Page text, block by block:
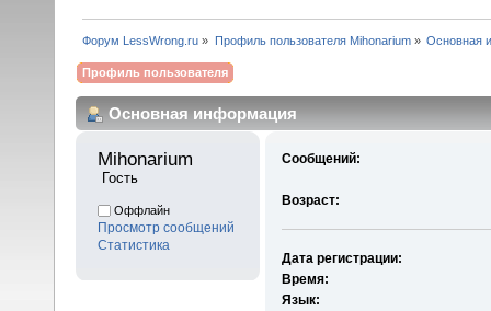
Форум LessWrong.ru » Профиль пользователя Mihonarium» Основная
Профиль пользователя
Основная информация
Mihonarium
Гость
Оффлайн
Просмотр сообщений
Статистика
Сообщений:
Возраст:
Дата регистрации:
Время:
Язык: